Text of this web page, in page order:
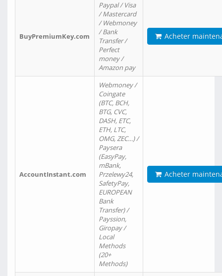
BuyPremiumKey.com
Paypal / Visa
/ Mastercard
/ Webmoney
/ Bank
Transfer /
Perfect
money /
Amazon pay
Acheter
AccountInstant.com
Webmoney /
Coingate
(BTC, BCH,
BTG, CVC,
DASH, ETC,
ETH, LTC,
OMG, ZEC…) /
Paysera
(EasyPay,
mBank,
Przelewy24,
SafetyPay,
EUROPEAN
Bank
Transfer) /
Payssion,
Giropay /
Local
Methods
(20+
Methods)
Acheter